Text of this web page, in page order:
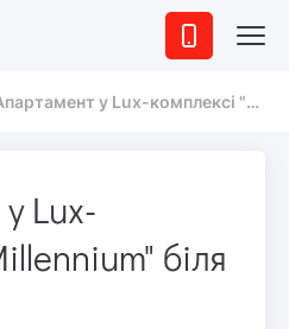
у Lux-комплексі "Millennium" біля моря
Lux-
біля